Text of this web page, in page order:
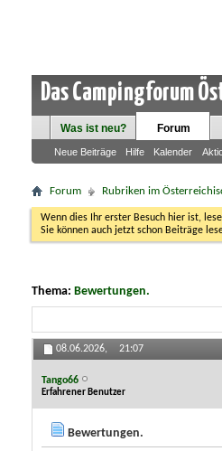
Das Campingforum
Was ist neu? Forum
Neue Beiträge Hilfe Kalender
Forum Rubriken im
Wenn dies Ihr erster Besuch hier ist,
Sie können auch jetzt schon Beiträge
Thema: Bewertungen.
08.06.2026, 21:07
Tango66
Erfahrener Benutzer
Bewertungen.